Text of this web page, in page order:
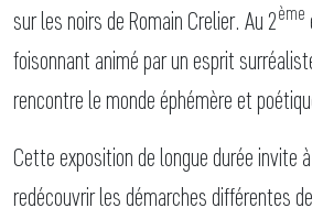
sur les noirs de Romain Crelier. Au 2ème
foisonnant animé par un esprit
rencontre le monde éphémère et
Cette exposition de longue durée invite
redécouvrir les démarches différentes